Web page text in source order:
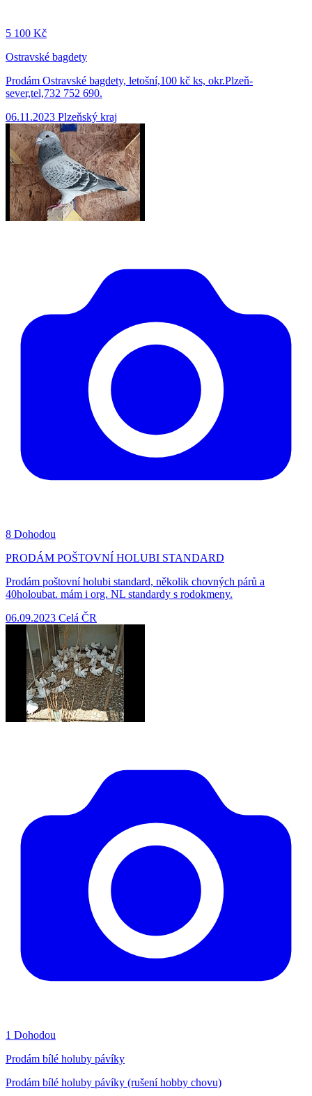
5 100 Kč
Ostravské bagdety
Prodám Ostravské bagdety, letošní,100 kč ks, okr.Plzeň-
sever,tel,732 752 690.
06.11.2023 Plzeňský kraj
8 Dohodou
PRODÁM POŠTOVNÍ HOLUBI STANDARD
Prodám poštovní holubi standard, několik chovných párů a
40holoubat. mám i org. NL standardy s rodokmeny.
06.09.2023 Celá ČR
1 Dohodou
Prodám bílé holuby pávíky
Prodám bílé holuby pávíky (rušení hobby chovu)